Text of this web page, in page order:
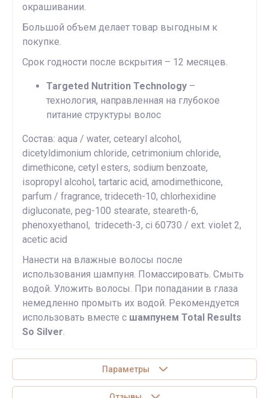
окрашивании.
Большой объем делает товар выгодным к
покупке.
Срок годности после вскрытия – 12 месяцев.
Targeted Nutrition Technology –
технология, направленная на глубокое
питание структуры волос
Состав: aqua / water, cetearyl alcohol,
dicetyldimonium chloride, cetrimonium chloride,
dimethicone, cetyl esters, sodium benzoate,
isopropyl alcohol, tartaric acid, amodimethicone,
parfum / fragrance, trideceth-10, chlorhexidine
digluconate, peg-100 stearate, steareth-6,
phenoxyethanol, trideceth-3, ci 60730 / ext. violet 2,
acetic acid
Нанести на влажные волосы после
использования шампуня. Помассировать. Смыть
водой. Уложить волосы. При попадании в глаза
немедленно промыть их водой. Рекомендуется
использовать вместе с шампунем Total Results
So Silver
Параметры